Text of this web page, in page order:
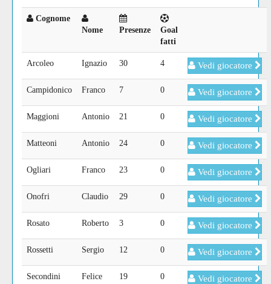
Cognome
Nome
Presenze
Goal
fatti
Arcoleo Ignazio 30 4 Vedi giocatore
Campidonico Franco 7 0 Vedi giocatore
Maggioni Antonio 21 0 Vedi giocatore
Matteoni Antonio 24 0 Vedi giocatore
Ogliari Franco 23 0 Vedi giocatore
Onofri Claudio 29 0 Vedi giocatore
Rosato Roberto 3 0 Vedi giocatore
Rossetti Sergio 12 0 Vedi giocatore
Secondini Felice 19 0 Vedi giocatore